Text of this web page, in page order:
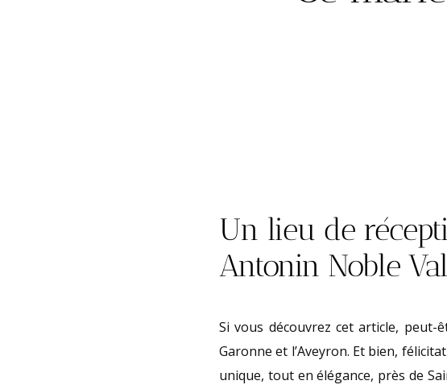
Un lieu de
Antonin Noble Val
Si vous découvrez cet article,
Garonne et l’Aveyron. Et bien,
unique, tout en élégance, près de